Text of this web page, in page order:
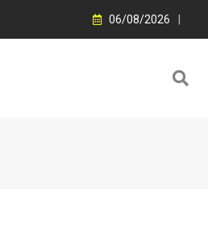
06/08/2026